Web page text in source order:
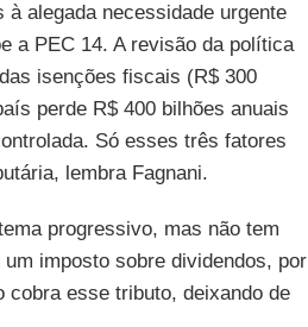
alegada necessidade urgente
a PEC 14. A revisão da política
isenções fiscais (R$ 300
perde R$ 400 bilhões anuais
Só esses três fatores
lembra Fagnani.
progressivo, mas não tem
imposto sobre dividendos, por
cobra esse tributo, deixando de